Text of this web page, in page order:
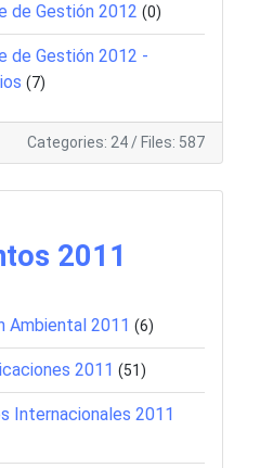
de Gestión 2012 (0)
de Gestión 2012 -
(7)
Categories: 24 / Files: 587
2011
Ambiental 2011 (6)
2011 (51)
Internacionales 2011